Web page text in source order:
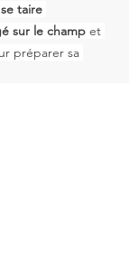
taire
sur le champ et
préparer sa